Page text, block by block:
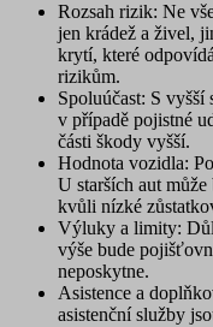
Rozsah rizik: Ne
jen krádež a živel,
krytí, které
rizikům.
Spoluúčast: S vyšší
v případě pojistné
části škody vyšší.
Hodnota vozidla:
U starších aut
kvůli nízké
Výluky a limity:
výše bude
neposkytne.
Asistence a
asistenční služby